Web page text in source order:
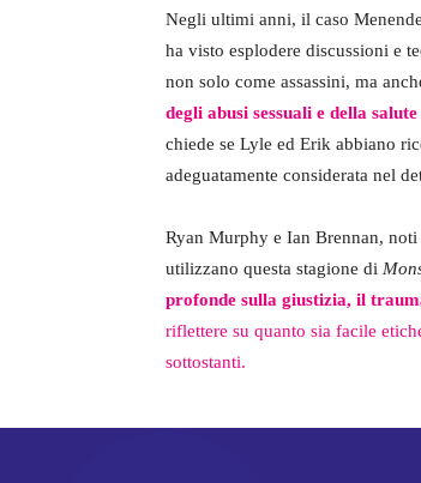
Negli ultimi anni, il caso
ha visto esplodere discussioni e
non solo come assassini, ma
degli abusi sessuali e della
chiede se Lyle ed Erik abbiano
adeguatamente considerata nel
Ryan Murphy e Ian Brennan,
utilizzano questa stagione di
profonde sulla giustizia, il
riflettere su quanto sia facile
sottostanti.